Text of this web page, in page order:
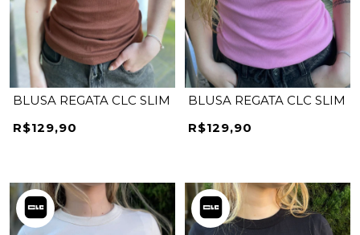
BLUSA REGATA CLC SLIM
R$129,90
BLUSA REGATA CLC SLIM
R$129,90